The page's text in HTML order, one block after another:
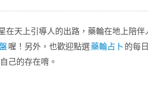
在天上引導人的出路，藥輪在地上陪伴
喔！另外，也歡迎點選藥輪占卜的每
己的存在唷。